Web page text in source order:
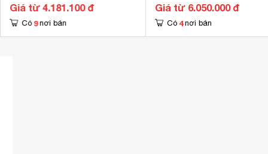
Giá từ 4.181.100 đ
Có 9 nơi bán
Giá từ 6.050.000 đ
Có 4 nơi bán